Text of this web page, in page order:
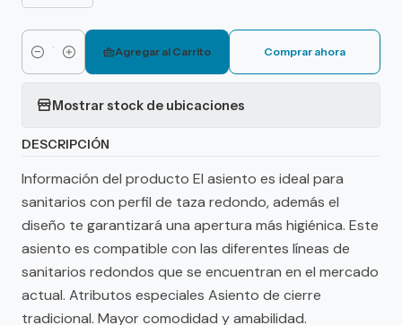
Cantidad
Agregar al Carrito Comprar ahora
Mostrar stock de ubicaciones
DESCRIPCIÓN
Información del producto El asiento es ideal para
sanitarios con perfil de taza redondo, además el
diseño te garantizará una apertura más higiénica. Este
asiento es compatible con las diferentes líneas de
sanitarios redondos que se encuentran en el mercado
actual. Atributos especiales Asiento de cierre
tradicional. Mayor comodidad y amabilidad.